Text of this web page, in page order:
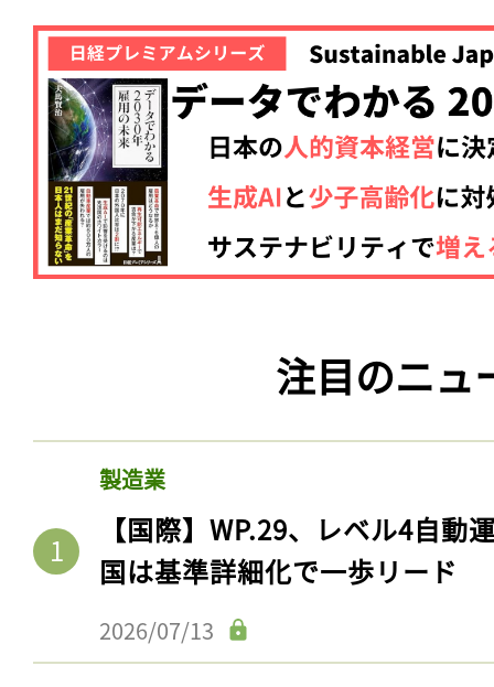
注目のニュ
製造業
【国際】WP.29、レベル4自動
国は基準詳細化で一歩リード
2026/07/13